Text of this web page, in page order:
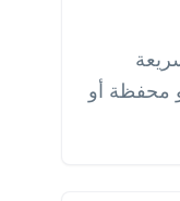
محفظة أو